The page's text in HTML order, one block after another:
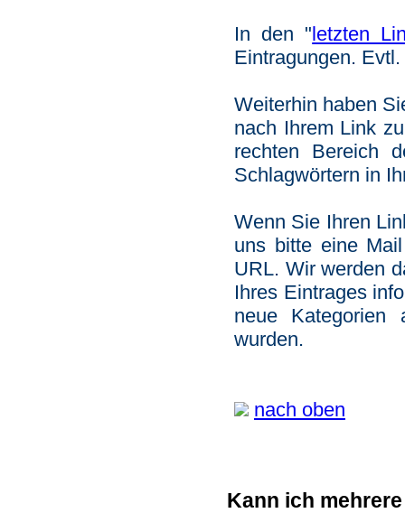
In den "letzten
Eintragungen.
Weiterhin haben
nach Ihrem Link
rechten Bereich
Schlagwörtern in
Wenn Sie Ihren
uns bitte eine
URL. Wir werden
Ihres Eintrages
neue Kategorien
wurden.
nach oben
Kann ich